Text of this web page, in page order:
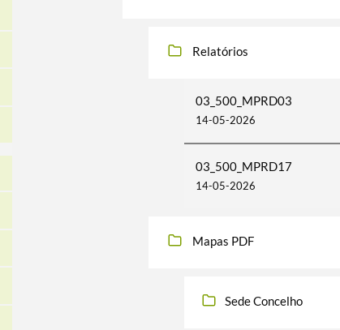
Relatórios
03_500_MPRD03
14-05-2026
03_500_MPRD17
14-05-2026
Mapas PDF
Sede Concelho